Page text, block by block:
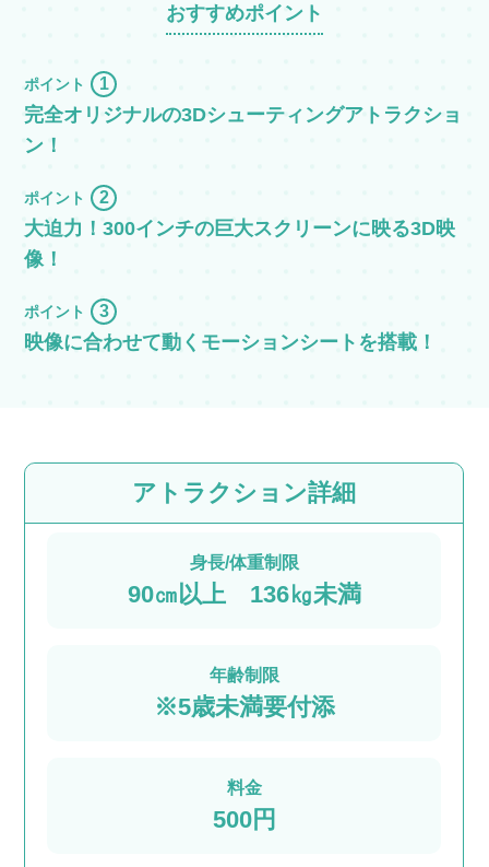
おすすめポイント
ポイント 1
完全オリジナルの3Dシューティングアトラクショ
ン！
ポイント 2
大迫力！300インチの巨大スクリーンに映る3D映
像！
ポイント 3
映像に合わせて動くモーションシートを搭載！
アトラクション詳細
身長/体重制限
90㎝以上 136㎏未満
年齢制限
※5歳未満要付添
料金
500円